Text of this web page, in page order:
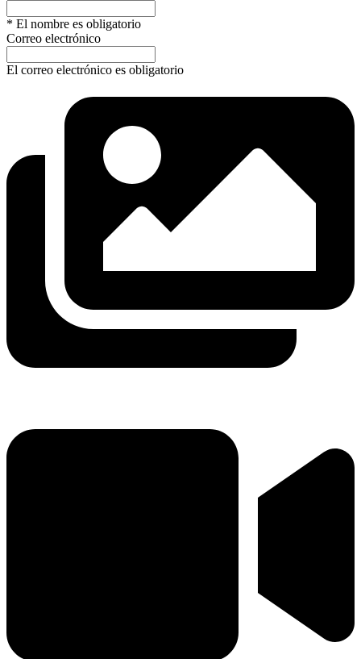
* El nombre es obligatorio
Correo electrónico
El correo electrónico es obligatorio